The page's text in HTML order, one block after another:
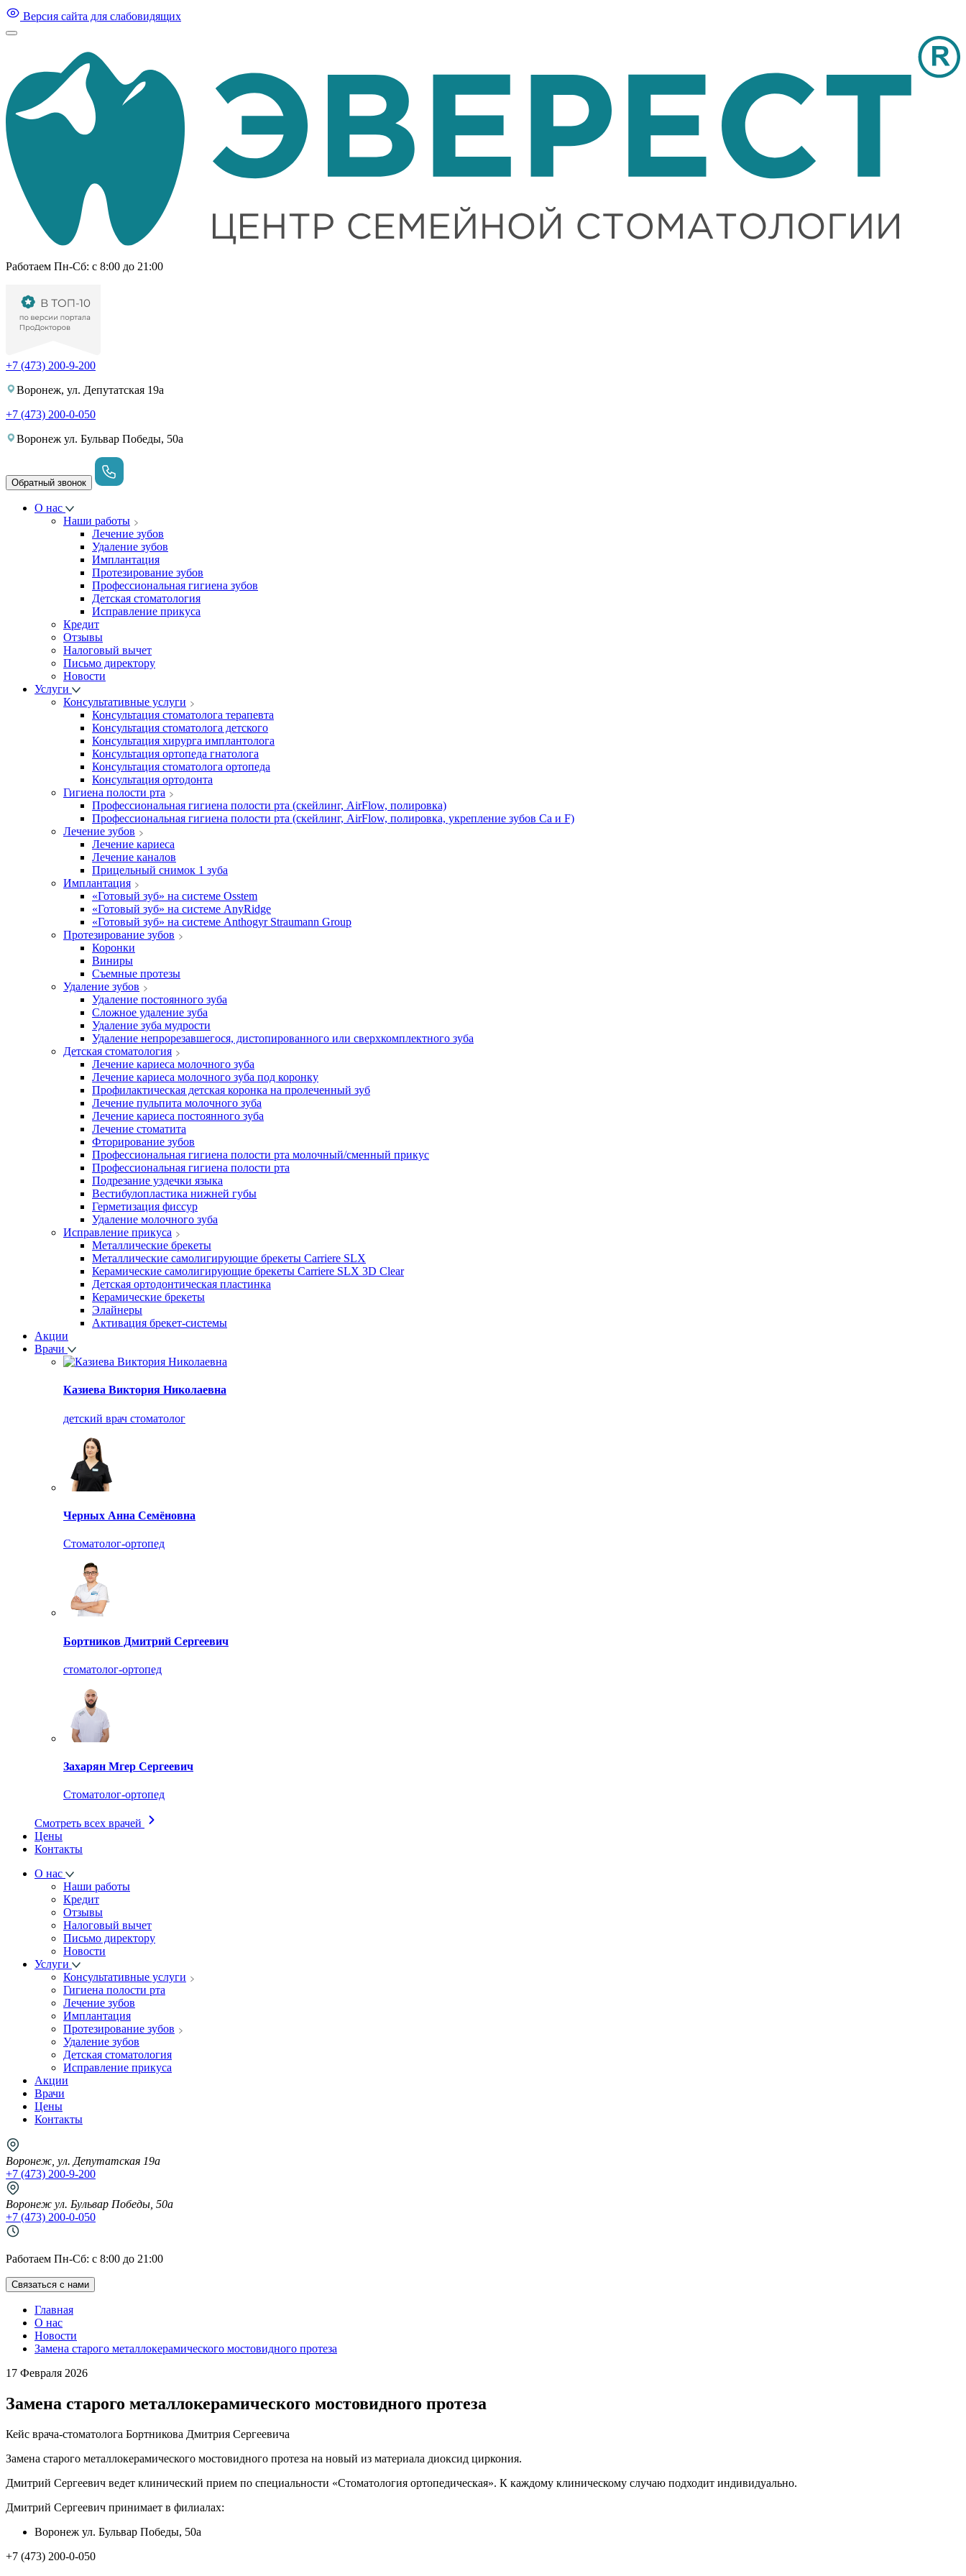
Версия сайта для слабовидящих
Работаем Пн-Cб: с 8:00 до 21:00
+7 (473) 200-9-200
Воронеж, ул. Депутатская 19а
+7 (473) 200-0-050
Воронеж ул. Бульвар Победы, 50а
Обратный звонок
О нас
Наши работы
Лечение зубов
Удаление зубов
Имплантация
Протезирование зубов
Профессиональная гигиена зубов
Детская стоматология
Исправление прикуса
Кредит
Отзывы
Налоговый вычет
Письмо директору
Новости
Услуги
Консультативные услуги
Консультация стоматолога терапевта
Консультация стоматолога детского
Консультация хирурга имплантолога
Консультация ортопеда гнатолога
Консультация стоматолога ортопеда
Консультация ортодонта
Гигиена полости рта
Профессиональная гигиена полости рта (скейлинг, AirFlow, полировка)
Профессиональная гигиена полости рта (скейлинг, AirFlow, полировка, укрепление зубов Ca и F)
Лечение зубов
Лечение кариеса
Лечение каналов
Прицельный снимок 1 зуба
Имплантация
«Готовый зуб» на системе Osstem
«Готовый зуб» на системе AnyRidge
«Готовый зуб» на системе Anthogyr Straumann Group
Протезирование зубов
Коронки
Виниры
Съемные протезы
Удаление зубов
Удаление постоянного зуба
Сложное удаление зуба
Удаление зуба мудрости
Удаление непрорезавшегося, дистопированного или сверхкомплектного зуба
Детская стоматология
Лечение кариеса молочного зуба
Лечение кариеса молочного зуба под коронку
Профилактическая детская коронка на пролеченный зуб
Лечение пульпита молочного зуба
Лечение кариеса постоянного зуба
Лечение стоматита
Фторирование зубов
Профессиональная гигиена полости рта молочный/сменный прикус
Профессиональная гигиена полости рта
Подрезание уздечки языка
Вестибулопластика нижней губы
Герметизация фиссур
Удаление молочного зуба
Исправление прикуса
Металлические брекеты
Металлические самолигирующие брекеты Carriere SLX
Керамические самолигирующие брекеты Carriere SLX 3D Clear
Детская ортодонтическая пластинка
Керамические брекеты
Элайнеры
Активация брекет-системы
Акции
Врачи
Казиева Виктория Николаевна
детский врач стоматолог
Черных Анна Семёновна
Стоматолог-ортопед
Бортников Дмитрий Сергеевич
стоматолог-ортопед
Захарян Мгер Сергеевич
Стоматолог-ортопед
Смотреть всех врачей
Цены
Контакты
О нас
Наши работы
Кредит
Отзывы
Налоговый вычет
Письмо директору
Новости
Услуги
Консультативные услуги
Гигиена полости рта
Лечение зубов
Имплантация
Протезирование зубов
Удаление зубов
Детская стоматология
Исправление прикуса
Акции
Врачи
Цены
Контакты
Воронеж, ул. Депутатская 19а
+7 (473) 200-9-200
Воронеж ул. Бульвар Победы, 50а
+7 (473) 200-0-050
Работаем Пн-Cб: с 8:00 до 21:00
Связаться с нами
Главная
О нас
Новости
Замена старого металлокерамического мостовидного протеза
17 Февраля 2026
Замена старого металлокерамического мостовидного протеза
Кейс врача-стоматолога Бортникова Дмитрия Сергеевича
Замена старого металлокерамического мостовидного протеза на новый из материала диоксид циркония.
Дмитрий Сергеевич ведет клинический прием по специальности «Стоматология ортопедическая». К каждому клиническому случаю подходит индивидуально.
Дмитрий Сергеевич принимает в филиалах:
Воронеж ул. Бульвар Победы, 50а
+7 (473) 200-0-050